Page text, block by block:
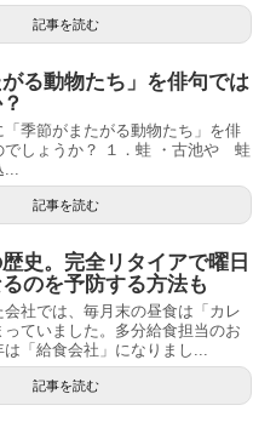
記事を読む
がる動物たち」を俳句では
季節がまたがる動物たち」を俳
でしょうか？ １．蛙 ・古池や 蛙
...
記事を読む
史。完全リタイアで曜日
のを予防する方法も
社では、毎月末の昼食は「カレ
ていました。多分給食担当のお
「給食会社」になりまし...
記事を読む